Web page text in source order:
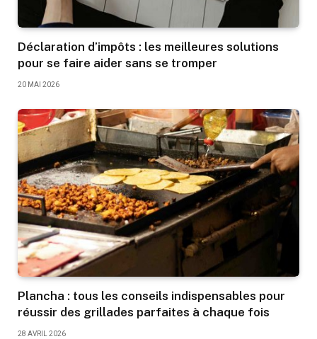
Déclaration d’impôts : les meilleures solutions
pour se faire aider sans se tromper
20 MAI 2026
Plancha : tous les conseils indispensables pour
réussir des grillades parfaites à chaque fois
28 AVRIL 2026